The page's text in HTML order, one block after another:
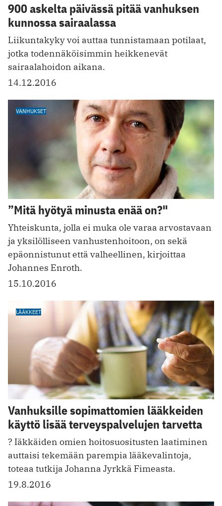
900 askelta päivässä pitää vanhuksen
kunnossa sairaalassa
Liikuntakyky voi auttaa tunnistamaan potilaat,
jotka todennäköisimmin heikkenevät
sairaalahoidon aikana.
14.12.2016
VANHUKSET
”Mitä hyötyä minusta enää on?"
Yhteiskunta, jolla ei muka ole varaa arvostavaan
ja yksilölliseen vanhustenhoitoon, on sekä
epäonnistunut että valheellinen, kirjoittaa
Johannes Enroth.
15.10.2016
LÄÄKKEET
Vanhuksille sopimattomien lääkkeiden
käyttö lisää terveyspalvelujen tarvetta
? Iäkkäiden omien hoitosuositusten laatiminen
auttaisi tekemään parempia lääkevalintoja,
toteaa tutkija Johanna Jyrkkä Fimeasta.
19.8.2016